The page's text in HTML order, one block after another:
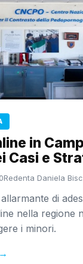
in
Casi e
Redenta Daniela
di
nella regione
i minori.